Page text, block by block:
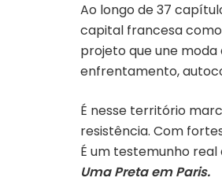
Ao longo de 37
capital francesa
projeto que une moda
enfrentamento,
É nesse território
resistência. Com
É um testemunho real
Uma Preta em Paris.